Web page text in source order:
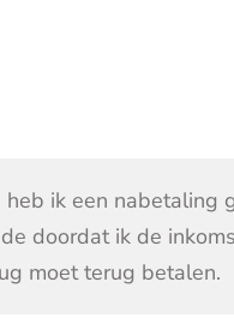
ik een nabetaling
doordat ik de
moet terug betalen.